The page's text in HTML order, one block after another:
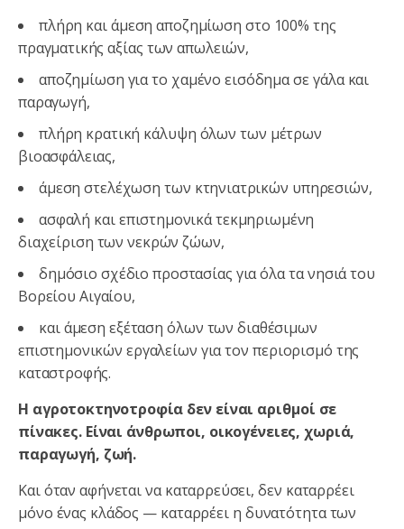
πλήρη και άμεση αποζημίωση στο 100% της
πραγματικής αξίας των απωλειών,
αποζημίωση για το χαμένο εισόδημα σε γάλα και
παραγωγή,
πλήρη κρατική κάλυψη όλων των μέτρων
βιοασφάλειας,
άμεση στελέχωση των κτηνιατρικών υπηρεσιών,
ασφαλή και επιστημονικά τεκμηριωμένη
διαχείριση των νεκρών ζώων,
δημόσιο σχέδιο προστασίας για όλα τα νησιά του
Βορείου Αιγαίου,
και άμεση εξέταση όλων των διαθέσιμων
επιστημονικών εργαλείων για τον περιορισμό της
καταστροφής.
Η αγροτοκτηνοτροφία δεν είναι αριθμοί σε
πίνακες. Είναι άνθρωποι, οικογένειες, χωριά,
παραγωγή, ζωή.
Και όταν αφήνεται να καταρρεύσει, δεν καταρρέει
μόνο ένας κλάδος — καταρρέει η δυνατότητα των